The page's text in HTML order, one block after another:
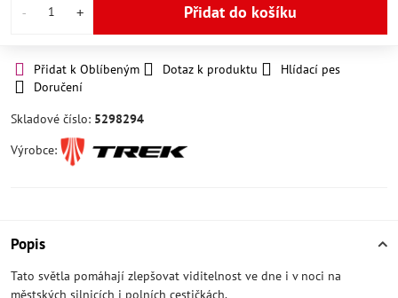
Přidat do košíku
Přidat k Oblíbeným Dotaz k produktu
Hlídací pes
Doručení
Skladové číslo: 5298294
Výrobce:
Popis
Tato světla pomáhají zlepšovat viditelnost ve dne i v noci na
městských silnicích i polních cestičkách.